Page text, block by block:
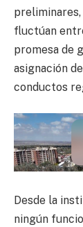
fluctúan
promesa de
asignación
conductos
Desde la
ningún